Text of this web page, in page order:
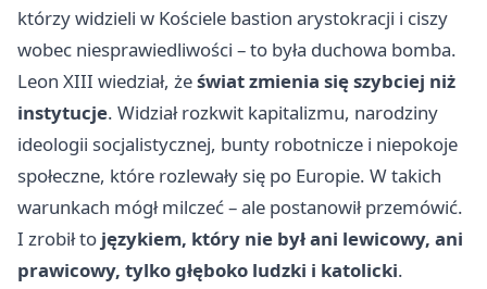
którzy widzieli w Kościele bastion arystokracji i ciszy
wobec niesprawiedliwości – to była duchowa bomba.
Leon XIII wiedział, żeświat zmienia się szybciej niż
instytucje. Widział rozkwit kapitalizmu, narodziny
ideologii socjalistycznej, bunty robotnicze i niepokoje
społeczne, które rozlewały się po Europie. W takich
warunkach mógł milczeć – ale postanowił przemówić.
I zrobił to językiem, który nie był ani lewicowy, ani
prawicowy, tylko głęboko ludzki i katolicki.